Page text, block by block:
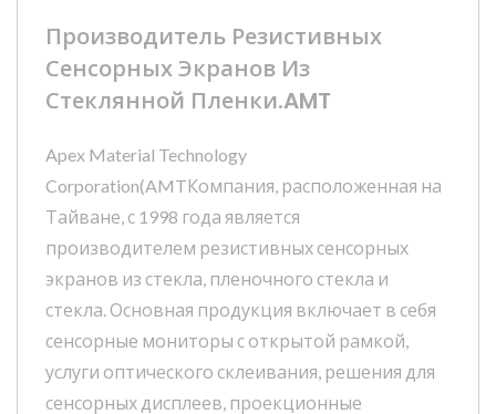
Производитель Резистивных
Сенсорных Экранов Из
Стеклянной Пленки.AMT
Apex Material Technology
Corporation(AMTКомпания, расположенная на
Тайване, с 1998 года является
производителем резистивных сенсорных
экранов из стекла, пленочного стекла и
стекла. Основная продукция включает в себя
сенсорные мониторы с открытой рамкой,
услуги оптического склеивания, решения для
сенсорных дисплеев, проекционные